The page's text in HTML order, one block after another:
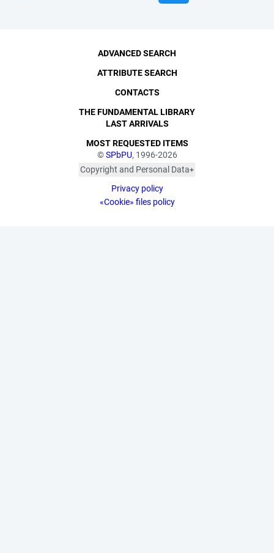
©SPbPU, 1996-2026
Copyright and Personal Data
published with the
consent of the individuals
Privacy policy
«Cookie» files policy
ADVANCED SEARCH
ATTRIBUTE SEARCH
CONTACTS
THE FUNDAMENTAL LIBRARY
LAST ARRIVALS
MOST REQUESTED ITEMS